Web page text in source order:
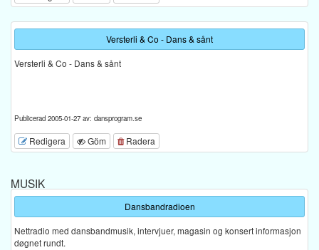
Versterli & Co - Dans & sånt
Versterli & Co - Dans & sånt
Publicerad 2005-01-27 av: dansprogram.se
Redigera Göm Radera
MUSIK
Dansbandradioen
Nettradio med dansbandmusik, intervjuer, magasin og konsert informasjon
døgnet rundt.